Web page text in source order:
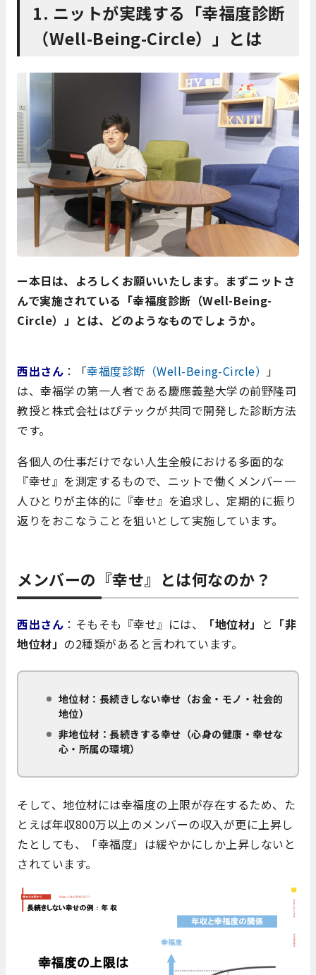
1. ニットが実践する「幸福度診断
（Well-Being-Circle）」とは
ー本日は、よろしくお願いいたします。まずニットさ
んで実施されている「幸福度診断（Well-Being-
Circle）」とは、どのようなものでしょうか。
西出さん ：「幸福度診断（Well-Being-Circle） 」
は、幸福学の第一人者である慶應義塾大学の前野隆司
教授と株式会社はぴテックが共同で開発した診断方法
です。
各個人の仕事だけでない人生全般における多面的な
『幸せ』を測定するもので、ニットで働くメンバー一
人ひとりが主体的に『幸せ』を追求し、定期的に振り
返りをおこなうことを狙いとして実施しています。
メンバーの『幸せ』とは何なのか？
西出さん ：そもそも『幸せ』には、 「地位材」 と 「非
地位材」 の2種類があると言われています。
地位材：長続きしない幸せ（お金・モノ・社会的
地位）
非地位材：長続きする幸せ（心身の健康・幸せな
心・所属の環境）
そして、地位材には幸福度の上限が存在するため、た
とえば年収800万以上のメンバーの収入が更に上昇し
たとしても、「幸福度」は緩やかにしか上昇しないと
されています。